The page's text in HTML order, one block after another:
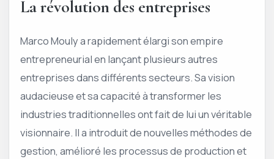
La révolution des entreprises
Marco Mouly a rapidement élargi son empire
entrepreneurial en lançant plusieurs autres
entreprises dans différents secteurs. Sa vision
audacieuse et sa capacité à transformer les
industries traditionnelles ont fait de lui un véritable
visionnaire. Il a introduit de nouvelles méthodes de
gestion, amélioré les processus de production et